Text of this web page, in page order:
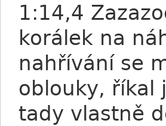
1:14,4
korálek na
nahřívání se
oblouky, říkal
tady vlastně